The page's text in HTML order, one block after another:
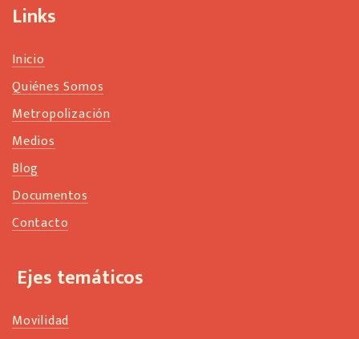
k
Links
Inicio
Quiénes Somos
Metropolización
Medios
Blog
Documentos
Contacto
Ejes temáticos
Movilidad